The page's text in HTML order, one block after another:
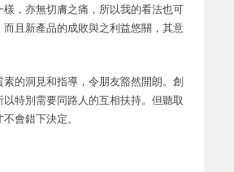
，亦無切膚之痛，所以我的看法也可
且新產品的成敗與之利益悠關，其意
的洞見和指導，令朋友豁然開朗。創
特別需要同路人的互相扶持。但聽取
會錯下決定。